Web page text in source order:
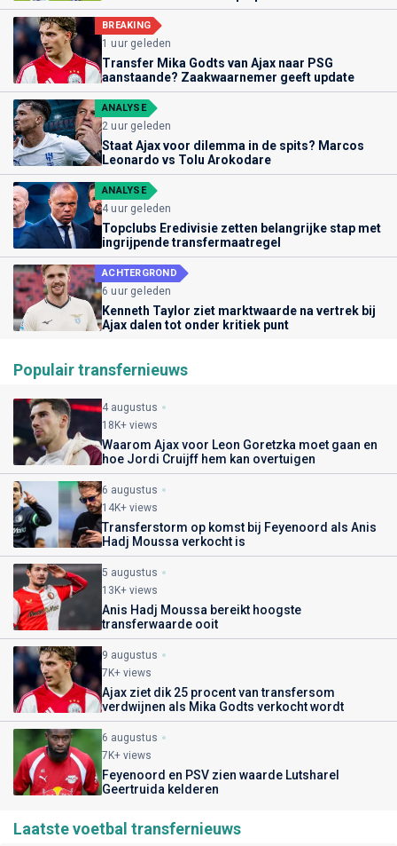
BREAKING
1 uur geleden
Transfer Mika Godts van Ajax naar PSG
aanstaande? Zaakwaarnemer geeft update
ANALYSE
2 uur geleden
Staat Ajax voor dilemma in de spits? Marcos
Leonardo vs Tolu Arokodare
ANALYSE
4 uur geleden
Topclubs Eredivisie zetten belangrijke stap met
ingrijpende transfermaatregel
ACHTERGROND
6 uur geleden
Kenneth Taylor ziet marktwaarde na vertrek bij
Ajax dalen tot onder kritiek punt
Populair transfernieuws
4 augustus
18K+ views
Waarom Ajax voor Leon Goretzka moet gaan en
hoe Jordi Cruijff hem kan overtuigen
6 augustus
14K+ views
Transferstorm op komst bij Feyenoord als Anis
Hadj Moussa verkocht is
5 augustus
13K+ views
Anis Hadj Moussa bereikt hoogste
transferwaarde ooit
9 augustus
7K+ views
Ajax ziet dik 25 procent van transfersom
verdwijnen als Mika Godts verkocht wordt
6 augustus
7K+ views
Feyenoord en PSV zien waarde Lutsharel
Geertruida kelderen
Laatste voetbal transfernieuws